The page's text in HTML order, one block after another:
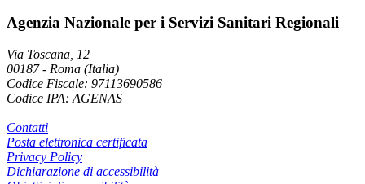
Agenzia Nazionale per i Servizi Sanitari Regionali
Via Toscana, 12
00187- Roma (Italia)
Codice Fiscale: 97113690586
Codice IPA: AGENAS
Contatti
Posta elettronica certificata
Privacy Policy
Dichiarazione di accessibilità